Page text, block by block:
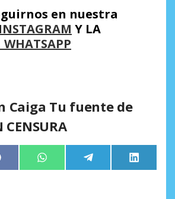
en nuestra
Y LA
Caiga Tu fuente de
Compartir
en
Facebook Compartir
en
WhatsApp Compartir
en
Telegram
en
LinkedIn